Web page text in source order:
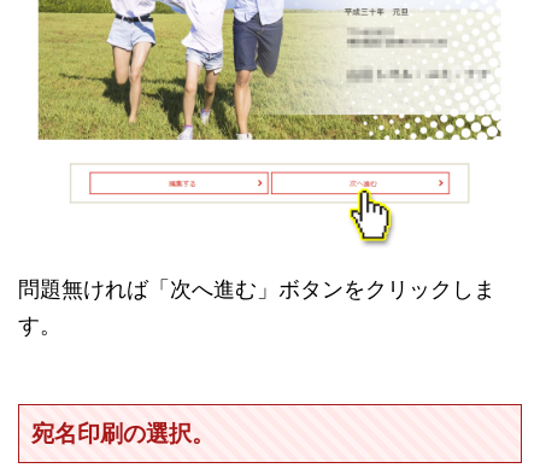
問題無ければ「次へ進む」ボタンをクリックしま
す。
宛名印刷の選択。